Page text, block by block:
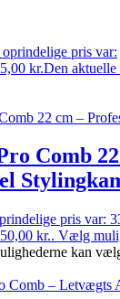
pris var:
kr.Den aktuelle
Comb
pris var:
kr.. Vælg
kan